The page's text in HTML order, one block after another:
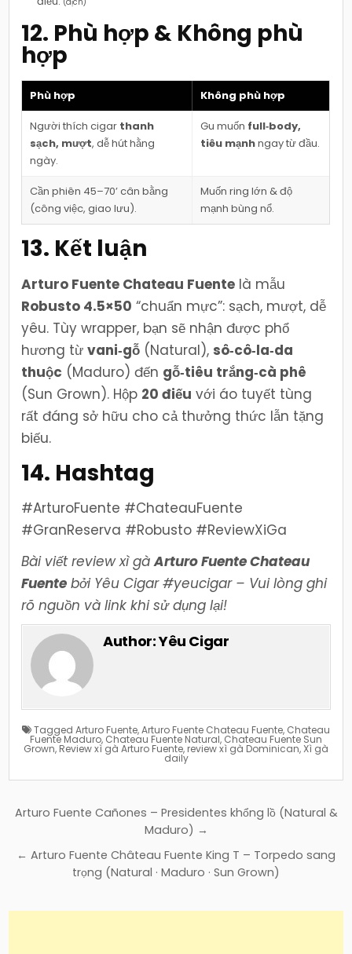
12. Phù hợp & Không phù
hợp
Phù hợp Không phù hợp
Người thích cigar thanh
sạch, mượt, dễ hút hằng
ngày.
Gu muốn full‑body,
tiêu mạnhngay từ đầu.
Cần phiên 45–70’ cân bằng
(công việc, giao lưu).
Muốn ring lớn & độ
mạnh bùng nổ.
13. Kết luận
Arturo Fuente Chateau Fuente là mẫu
Robusto 4.5×50 “chuẩn mực”: sạch, mượt, dễ
yêu. Tùy wrapper, bạn sẽ nhận được phổ
hương từvani‑gỗ (Natural),sô‑cô‑la‑da
thuộc (Maduro) đến gỗ‑tiêu trắng‑cà phê
(Sun Grown). Hộp 20 điếu với áo tuyết tùng
rất đáng sở hữu cho cả thưởng thức lẫn tặng
biếu.
14. Hashtag
#ArturoFuente #ChateauFuente
#GranReserva #Robusto #ReviewXiGa
Bài viết review xì gàArturo Fuente Chateau
Fuente bởi Yêu Cigar #yeucigar – Vui lòng ghi
rõ nguồn và link khi sử dụng lại!
Author:Yêu Cigar
Tagged Arturo Fuente,Arturo Fuente Chateau Fuente, Chateau
Fuente Maduro, Chateau Fuente Natural, Chateau Fuente Sun
Grown, Review xì gà Arturo Fuente, review xì gà Dominican,Xì gà
daily
Điều
bài
Arturo Fuente Cañones – Presidentes khổng lồ (Natural &
Maduro) →
← Arturo Fuente Château Fuente King T – Torpedo sang
trọng (Natural · Maduro · Sun Grown)